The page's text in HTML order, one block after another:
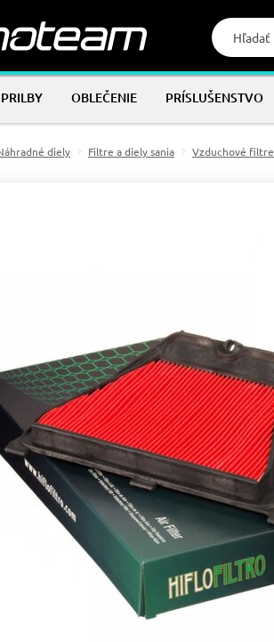
PRILBY OBLEČENIE PRÍSLUŠENSTVO
diely Filtre a diely sania Vzduchové filtre